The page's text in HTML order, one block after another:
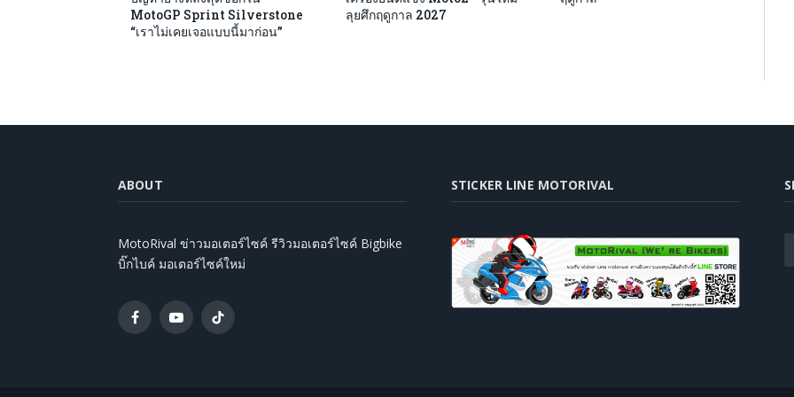
MotoGP Sprint Silverstone
“เราไม่เคยเจอแบบนี้มาก่อน”
ลุยศึกฤดูกาล 2027
ABOUT
MotoRival ข่าวมอเตอร์ไซค์ รีวิวมอเตอร์ไซค์ Bigbike
บิ๊กไบค์ มอเตอร์ไซค์ใหม่
FacebookYouTubeTikTok
STICKER LINE MOTORIVAL